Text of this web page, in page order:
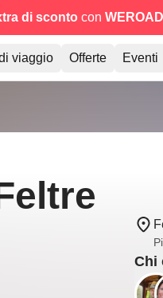
di scontocon
viaggio Offerte Eventi
Chi